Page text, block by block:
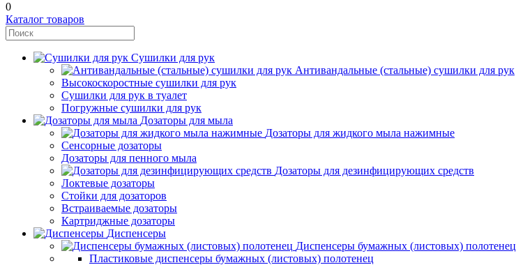
0
Каталог товаров
Сушилки для рук
Антивандальные (стальные) сушилки для рук
Высокоскоростные сушилки для рук
Сушилки для рук в туалет
Погружные сушилки для рук
Дозаторы для мыла
Дозаторы для жидкого мыла нажимные
Сенсорные дозаторы
Дозаторы для пенного мыла
Дозаторы для дезинфицирующих средств
Локтевые дозаторы
Стойки для дозаторов
Встраиваемые дозаторы
Картриджные дозаторы
Диспенсеры
Диспенсеры бумажных (листовых) полотенец
Пластиковые диспенсеры бумажных (листовых) полотенец